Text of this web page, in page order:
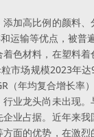
加高比例的颜料
运输等优点，被普
色材料，在塑料
市场规模2023年
（年均复合增长率
业龙头尚未出现
业占据。近年来
面的优势，在激